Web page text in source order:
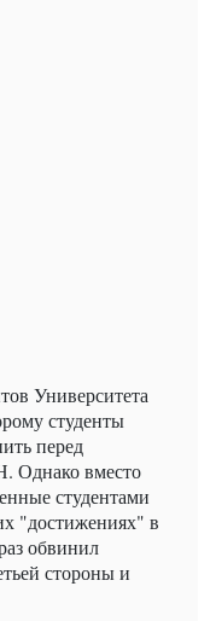
Университета
студенты
перед
Однако вместо
студентами
"достижениях" в
обвинил
стороны и